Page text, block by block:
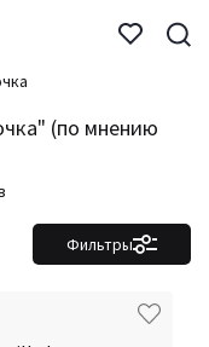
(по мнению
Фильтры